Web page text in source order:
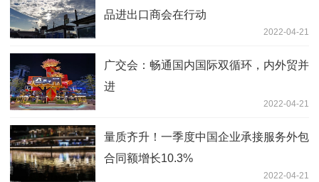
品进出口商会在行动
2022-04-21
广交会：畅通国内国际双循环，内外贸并
进
2022-04-21
量质齐升！一季度中国企业承接服务外包
合同额增长10.3%
2022-04-21